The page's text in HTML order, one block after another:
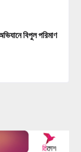
বিপুল পরিমাণ